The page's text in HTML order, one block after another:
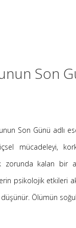
Son
Son Günü adlı
mücadeleyi,
kalan bir
psikolojik
Ölümün